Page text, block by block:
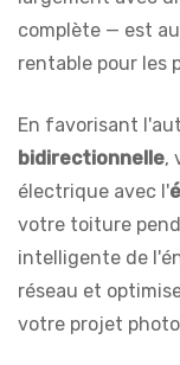
complète — est
rentable pour les
En favorisant
bidirectionnelle,
électrique avec l'
votre toiture
intelligente de
réseau et
votre projet